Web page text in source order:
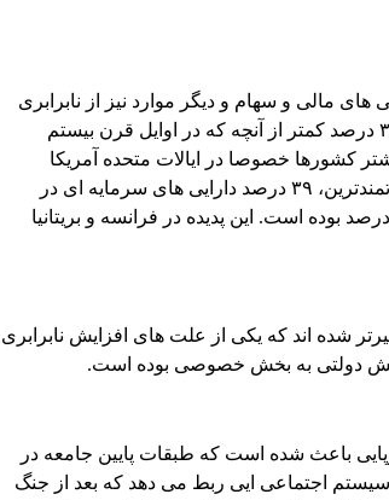
مالی و سهام و دیگر موارد نیز از نابرابری
افزایش یافته حکایت دارد. در تمام جهان سطح این نابرابری ۲۰ تا ۳۰ درصد کمتر از آنچه که در اوایل قرن بیستم
از سال ۱۹۸۰ این نابرابری در بیشتر کشورها خصوصا در ایالات متحده آمریکا
شروع به رشد کرده است. در آمریکا و در سال ۲۰۱۴ یک درصد ثروتمندترین، ۳۹ درصد دارایی های سرمایه ای در
مالکیت خود داشته اند در حالی که این میزان برای سال ۱۹۸۰، ۲۲ درصد بوده است. این پدیده در فرانسه و بریتانیا
فقیرتر شده اند که یکی از علت های افزایش نابرابری
بخش دولتی به بخش خصوصی بوده است.
باعث شده است که طبقات پایین جامعه در
سیستم اجتماعی ایی ربط می دهد که بعد از جنگ